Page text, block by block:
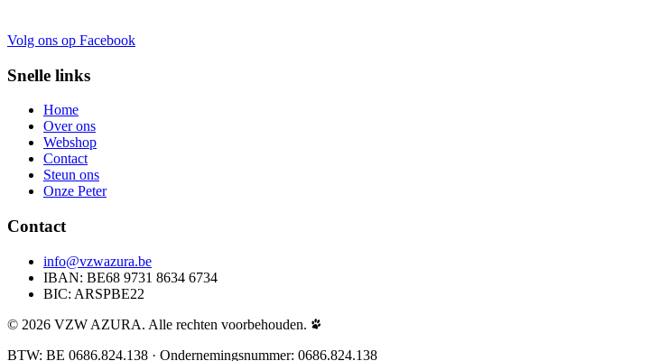
Volg ons op Facebook
Snelle links
Home
Over ons
Webshop
Contact
Steun ons
Onze Peter
Contact
info@vzwazura.be
IBAN: BE68 9731 8634 6734
BIC: ARSPBE22
© 2026 VZW AZURA. Alle rechten voorbehouden.
BTW: BE 0686.824.138 · Ondernemingsnummer: 0686.824.138